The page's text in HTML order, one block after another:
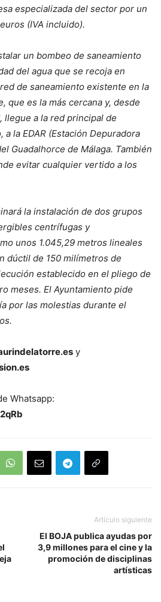
especializada del sector por un
(IVA incluido).
un bombeo de saneamiento
del agua que se recoja en
de saneamiento existente en la
que es la más cercana y, desde
llegue a la red principal de
la EDAR (Estación Depuradora
Guadalhorce de Málaga. También
evitar cualquier vertido a los
la instalación de dos grupos
centrífugas y
unos 1.045,29 metros lineales
dúctil de 150 milímetros de
establecido en el pliego de
meses. El Ayuntamiento pide
por las molestias durante el
y
Whatsapp:
Artículo siguiente
El BOJA publica ayudas por
3,9 millones para el cine y la
promoción de disciplinas
artísticas